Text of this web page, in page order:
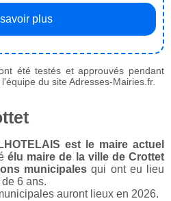
plus
été testés et approuvés pendant
du site Adresses-Mairies.fr.
est le maire actuel
élu maire de la ville de Crottet
municipales qui ont eu lieu
6 ans.
auront lieux en 2026.